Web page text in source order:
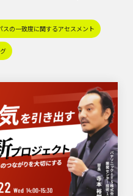
スの一致度に関するアセスメント